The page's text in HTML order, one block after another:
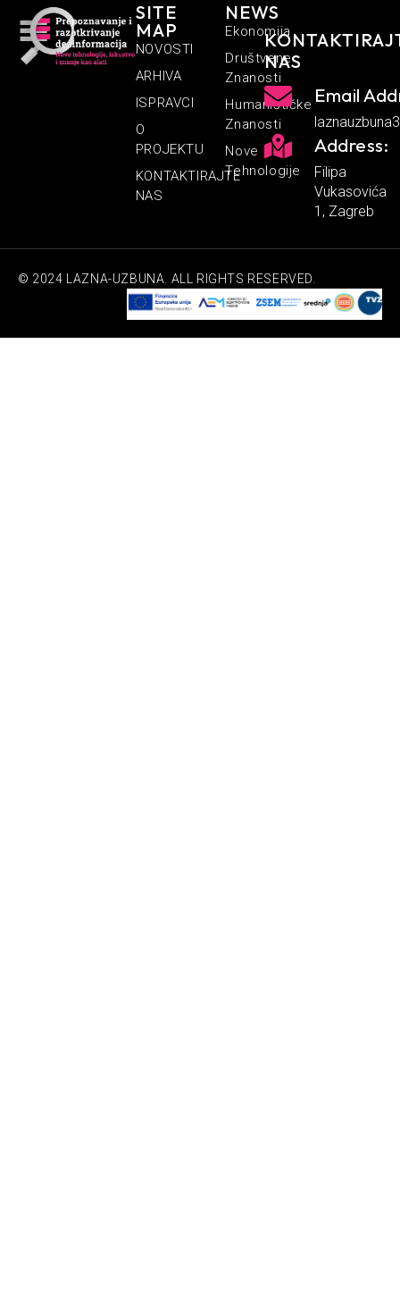
SITE
MAP
NOVOSTI
ARHIVA
ISPRAVCI
O
PROJEKTU
KONTAKTIRAJTE
NAS
NEWS
Ekonomija
Društvene
Znanosti
Humanističke
Znanosti
Nove
Tehnologije
NAS
Email
Address:
Filipa
Vukasovića
1, Zagreb
© 2024 LAZNA-UZBUNA. ALL RIGHTS RESERVED.